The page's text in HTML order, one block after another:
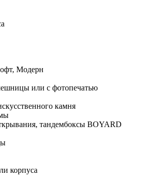
Модерн
или с фотопечатью
камня
тандембоксы BOYARD
корпуса